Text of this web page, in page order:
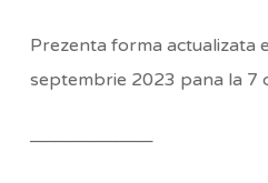
Prezenta forma actualizata
septembrie 2023 pana la 7
──────────